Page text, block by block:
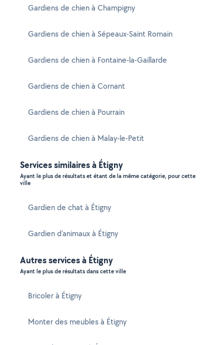
Gardiens de chien à Champigny
Gardiens de chien à Sépeaux-Saint Romain
Gardiens de chien à Fontaine-la-Gaillarde
Gardiens de chien à Cornant
Gardiens de chien à Pourrain
Gardiens de chien à Malay-le-Petit
Services similaires à Étigny
Ayant le plus de résultats et étant de la même catégorie, pour cette
ville
Gardien de chat à Étigny
Gardien d'animaux à Étigny
Autres services à Étigny
Ayant le plus de résultats dans cette ville
Bricoler à Étigny
Monter des meubles à Étigny